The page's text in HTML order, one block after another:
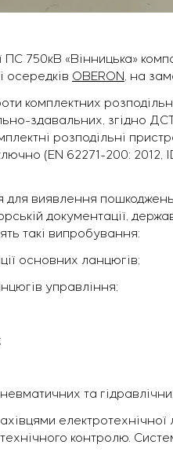
ПС 750кВ «Вінницька»
осередків OBERON, на
комплектних
здавальних, згідно
розподільні
(EN 62271-200:
виявлення
документації,
такі випробування:
основних ланцюгів;
управління;
та
контролю.